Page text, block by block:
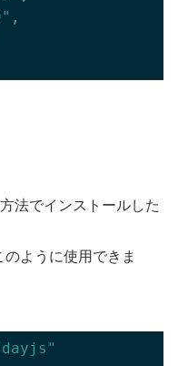
,
法でインストールした
ように使用できま